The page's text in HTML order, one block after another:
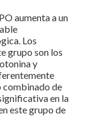
aumenta a un
Los
grupo son los
y
combinado de
en la
este grupo de